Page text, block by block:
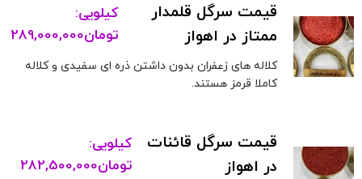
قیمت سرگل قلمدار
ممتاز در اهواز
کیلویی:
تومان289,000,000
کلاله های زعفران بدون داشتن ذره ای سفیدی و کلاله
کاملا قرمز هستند.
قیمت سرگل قائنات
در اهواز
کیلویی:
تومان282,500,000